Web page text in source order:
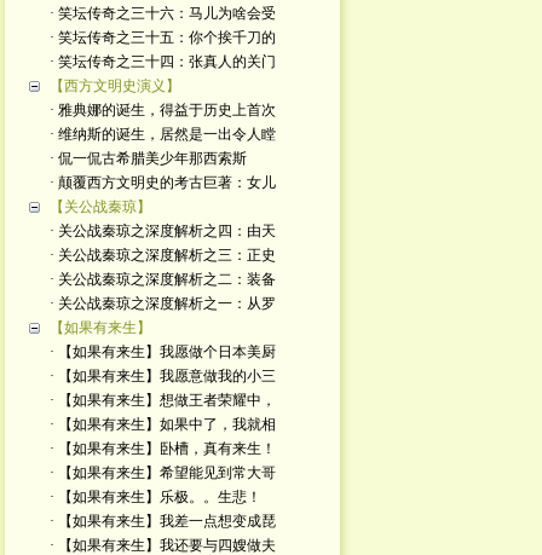
· 笑坛传奇之三十六：马儿为啥会受
· 笑坛传奇之三十五：你个挨千刀的
· 笑坛传奇之三十四：张真人的关门
【西方文明史演义】
· 雅典娜的诞生，得益于历史上首次
· 维纳斯的诞生，居然是一出令人瞠
· 侃一侃古希腊美少年那西索斯
· 颠覆西方文明史的考古巨著：女儿
【关公战秦琼】
· 关公战秦琼之深度解析之四：由天
· 关公战秦琼之深度解析之三：正史
· 关公战秦琼之深度解析之二：装备
· 关公战秦琼之深度解析之一：从罗
【如果有来生】
· 【如果有来生】我愿做个日本美厨
· 【如果有来生】我愿意做我的小三
· 【如果有来生】想做王者荣耀中，
· 【如果有来生】如果中了，我就相
· 【如果有来生】卧槽，真有来生！
· 【如果有来生】希望能见到常大哥
· 【如果有来生】乐极。。生悲！
· 【如果有来生】我差一点想变成琵
· 【如果有来生】我还要与四嫂做夫